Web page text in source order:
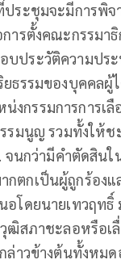
ประชุมจะมีการพิ
ารตั้งคณะกรรมา
บประวัติความปร
ธรรมของบุคคลผู้
งกรรมการการเลื
รมนูญ รวมทั้งให้ช
นกว่ามีคำตัดสิน
กตกเป็นผู้ถูกร้อง
อโดยนายเทวฤทธิ์
ฒิสภาชะลอหรือเ
ล่าวข้างต้นทั้งหม